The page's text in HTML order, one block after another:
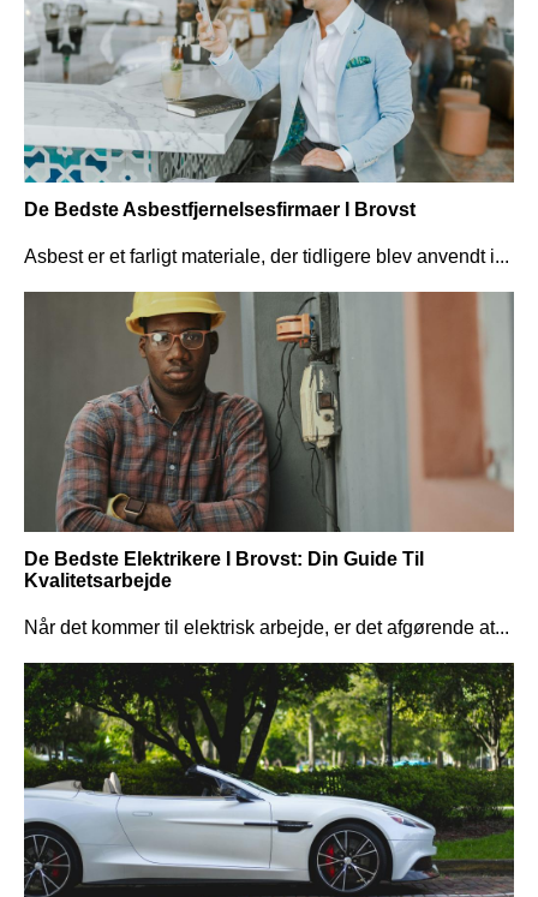
De Bedste Asbestfjernelsesfirmaer I Brovst
Asbest er et farligt materiale, der tidligere blev anvendt i...
De Bedste Elektrikere I Brovst: Din Guide Til
Kvalitetsarbejde
Når det kommer til elektrisk arbejde, er det afgørende at...